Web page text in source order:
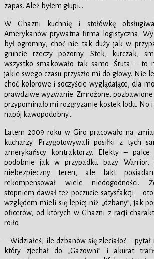
zapas. Ależ byłem głupi…
W Ghazni kuchnię i stołówkę
Amerykanów prywatna firma logistyczna.
był ogromny, choć nie tak duży jak w
gruncie rzeczy pozorny. Stek, kurczak,
wszystko smakowało tak samo. Śruta – to
jakie swego czasu przyszło mi do głowy. Nie
choć kolorowe i soczyście wyglądające, dla
prawdziwe wyzwanie. Zmrożone,
przypominało mi rozgryzanie kostek lodu. No
napój kawopodobny…
Latem 2009 roku w Giro pracowało na
kucharzy. Przygotowywali posiłki z tych
amerykańscy kontraktorzy. Efekty –
podobnie jak w przypadku bazy
niebezpieczny teren, ale fakt
rekompensował wiele niedogodności.
stopniem dawał też poczucie satysfakcji –
względem mieli się lepiej niż „dzbany”, jak
oficerów, od których w Ghazni z racji
roiło.
– Widziałeś, ile dzbanów się zleciało? –
który zjechał do „Gazowni” i akurat